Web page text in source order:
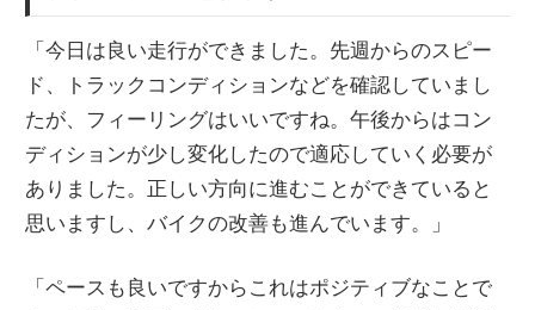
「今日は良い走行ができました。先週からのスピー
ド、トラックコンディションなどを確認していまし
たが、フィーリングはいいですね。午後からはコン
ディションが少し変化したので適応していく必要が
ありました。正しい方向に進むことができていると
思いますし、バイクの改善も進んでいます。」
「ペースも良いですからこれはポジティブなことで